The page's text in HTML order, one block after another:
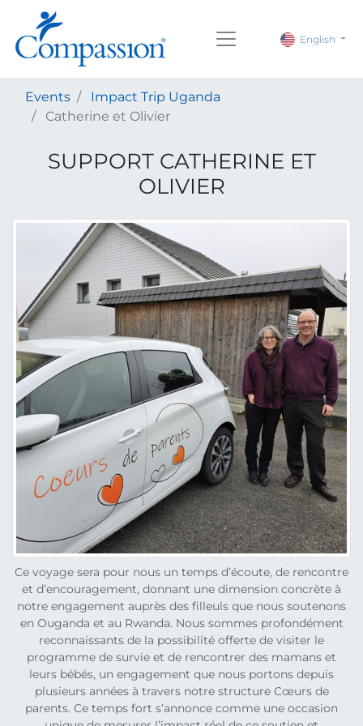
English
Events
Impact Trip Uganda
Catherine et Olivier
SUPPORTCATHERINE ET
OLIVIER
Ce voyage sera pour nous un temps d’écoute, de rencontre
et d’encouragement, donnant une dimension concrète à
notre engagement auprès des filleuls que nous soutenons
en Ouganda et au Rwanda. Nous sommes profondément
reconnaissants de la possibilité offerte de visiter le
programme de survie et de rencontrer des mamans et
leurs bébés, un engagement que nous portons depuis
plusieurs années à travers notre structure Cœurs de
parents. Ce temps fort s’annonce comme une occasion